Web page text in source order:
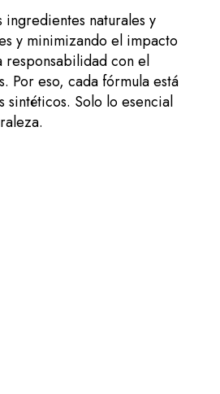
naturales y
y minimizando el impacto
responsabilidad con el
Por eso, cada fórmula está
Solo lo esencial